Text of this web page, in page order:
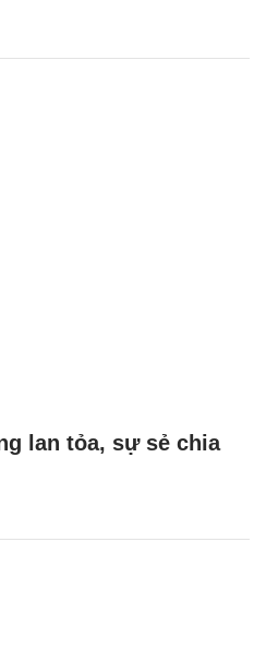
lan tỏa, sự sẻ chia